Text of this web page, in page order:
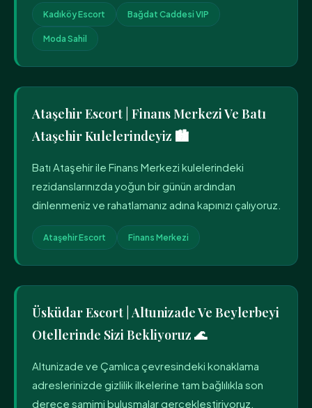
Kadıköy Escort Bağdat Caddesi VIP
Moda Sahil
Ataşehir Escort | Finans Merkezi Ve Batı
Ataşehir Kulelerindeyiz 🏙️
Batı Ataşehir ile Finans Merkezi kulelerindeki
rezidanslarınızda yoğun bir günün ardından
dinlenmeniz ve rahatlamanız adına kapınızı çalıyoruz.
Ataşehir Escort Finans Merkezi
Üsküdar Escort | Altunizade Ve Beylerbeyi
Otellerinde Sizi Bekliyoruz 🌊
Altunizade ve Çamlıca çevresindeki konaklama
adreslerinizde gizlilik ilkelerine tam bağlılıkla son
derece samimi buluşmalar gerçekleştiriyoruz.